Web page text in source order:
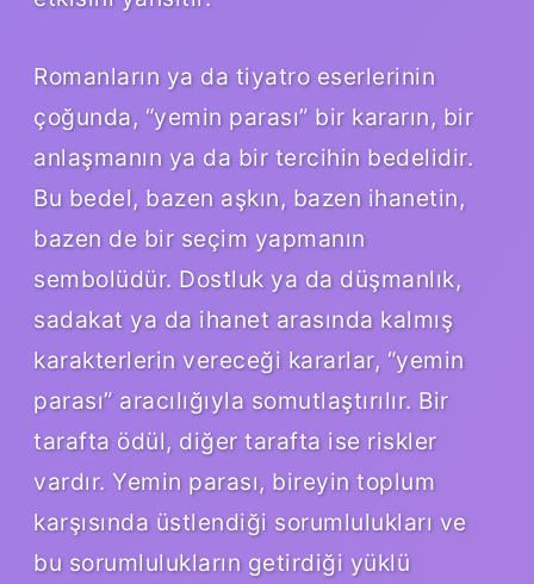
Romanların ya da tiyatro eserlerinin
çoğunda, “yemin parası” bir kararın, bir
anlaşmanın ya da bir tercihin bedelidir.
Bu bedel, bazen aşkın, bazen ihanetin,
bazen de bir seçim yapmanın
sembolüdür. Dostluk ya da düşmanlık,
sadakat ya da ihanet arasında kalmış
karakterlerin vereceği kararlar, “yemin
parası” aracılığıyla somutlaştırılır. Bir
tarafta ödül, diğer tarafta ise riskler
vardır. Yemin parası, bireyin toplum
karşısında üstlendiği sorumlulukları ve
bu sorumlulukların getirdiği yüklü